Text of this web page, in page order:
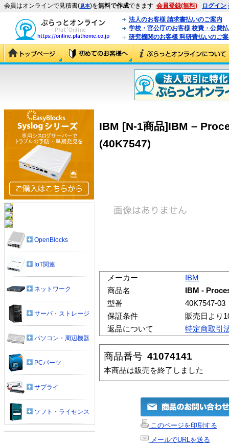
会員はオンラインで見積書(見本)を無料で作成できます 会員登録(無料) ログイン
法人のお客様 請求書払いのご案内
学校・官公庁のお客様 校費・公費
研究機関のお客様 科研費払いのご
IBM [N-1商品]IBM –
(40K7547)
メーカー
IBM
商品名
IBM -
型番
40K7547-03
保証条件
販売日より
返品について
特定商取引
商品番号 41074141
本商品は販売を終了しました
このページを印刷する
メールでURLを送る
OpenBlocks
IoT関連
ネットワーク
サーバ・ストレージ
パソコン・周辺機器
PCパーツ
サプライ
ソフト・ライセンス